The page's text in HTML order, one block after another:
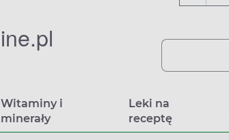
Witaminy i
minerały
Leki na
receptę